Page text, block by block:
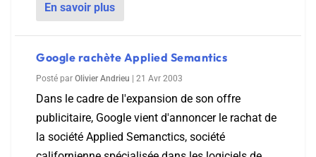
En savoir plus
Google rachète Applied Semantics
Posté par Olivier Andrieu 21 Avr 2003
Dans le cadre de l'expansion de son offre
publicitaire, Google vient d'annoncer le rachat de
la société Applied Semanctics, société